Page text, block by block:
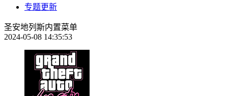
专题更新
圣安地列斯内置菜单
2024-05-08 14:35:53